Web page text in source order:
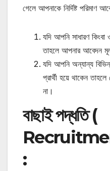
গেলে আপনাকে নির্দিষ্ট পরিমাণ
যদি আপনি সাধারণ কিংবা
তাহলে আপনার আবেদন
যদি আপনি অন্যান্য
প্রার্থী হয়ে থাকেন
না।
বাছাই পদ্ধতি (
: